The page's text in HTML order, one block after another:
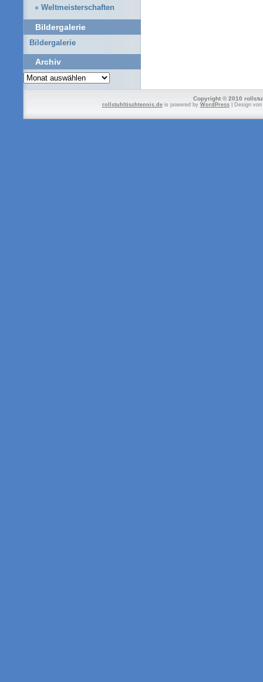
Weltmeisterschaften
Bildergalerie
Bildergalerie
Archiv
Archiv
Copyright © 2010
rollstuhltischtennis.deis powered by WordPress| Design von